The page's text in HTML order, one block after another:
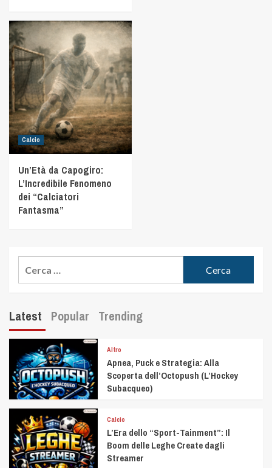
Calcio
Un’Età da Capogiro:
L’Incredibile Fenomeno
dei “Calciatori
Fantasma”
Latest Popular Trending
Altro
Apnea, Puck e Strategia: Alla
Scoperta dell’Octopush (L’Hockey
Subacqueo)
Calcio
L’Era dello “Sport-Tainment”: Il
Boom delle Leghe Create dagli
Streamer